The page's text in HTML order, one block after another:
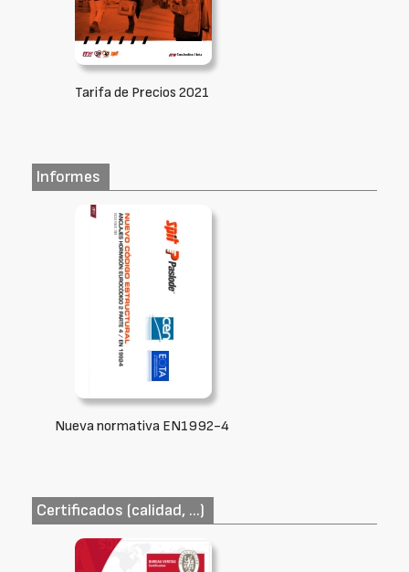
Tarifa de Precios 2021
Informes
Nueva normativa EN1992-4
Certificados (calidad, ...)